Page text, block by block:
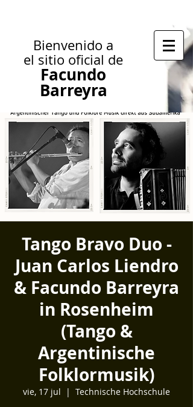
Bienvenido a
el sitio oficial de
Facundo
Barreyra
Tango Bravo Duo -
Juan Carlos Liendro
& Facundo Barreyra
in Rosenheim
(Tango &
Argentinische
Folklormusik)
vie, 17 jul
  |
Technische Hochschule